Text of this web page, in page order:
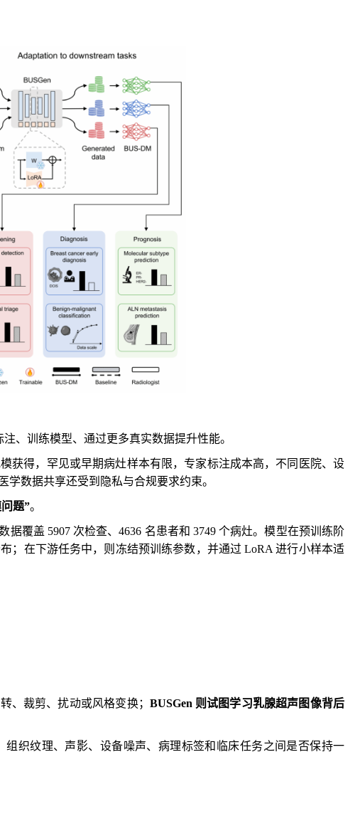
、训练模型、通过更多真实数据提升性能。
获得，罕见或早期病灶样本有限，专家标注成本高，不同医院、设
数据共享还受到隐私与合规要求约束。
题”。
覆盖 5907 次检查、4636 名患者和 3749 个病灶。模型在预训练阶
；在下游任务中，则冻结预训练参数，并通过 LoRA 进行小样本适
、裁剪、扰动或风格变换； BUSGen 则试图学习乳腺超声图像背后
织纹理、声影、设备噪声、病理标签和临床任务之间是否保持一